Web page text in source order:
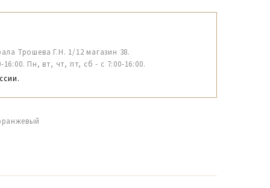
Трошева Г.Н. 1/12 магазин 38.
16:00. Пн, вт, чт, пт, сб - с 7:00-16:00.